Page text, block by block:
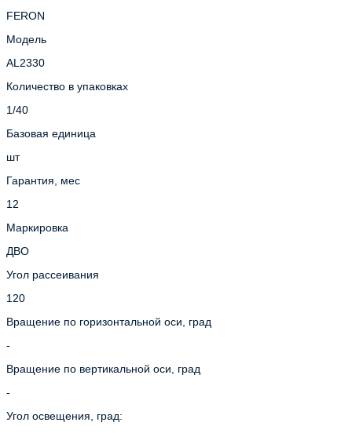
FERON
Модель
AL2330
Количество в упаковках
1/40
Базовая единица
шт
Гарантия, мес
12
Маркировка
ДВО
Угол рассеивания
120
Вращение по горизонтальной оси, град
-
Вращение по вертикальной оси, град
-
Угол освещения, град: